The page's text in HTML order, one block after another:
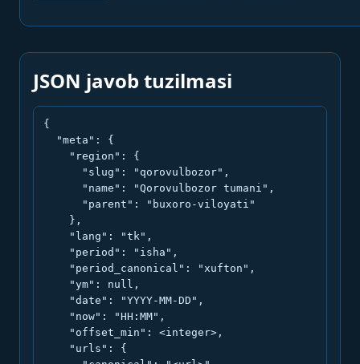
JSON javob tuzilmasi
{
  "meta": {
    "region": {
      "slug": "qorovulbozor",
      "name": "Qorovulbozor tumani",
      "parent": "buxoro-viloyati"
    },
    "lang": "tk",
    "period": "isha",
    "period_canonical": "xufton",
    "ym": null,
    "date": "YYYY-MM-DD",
    "now": "HH:MM",
    "offset_min": <integer>,
    "urls": {